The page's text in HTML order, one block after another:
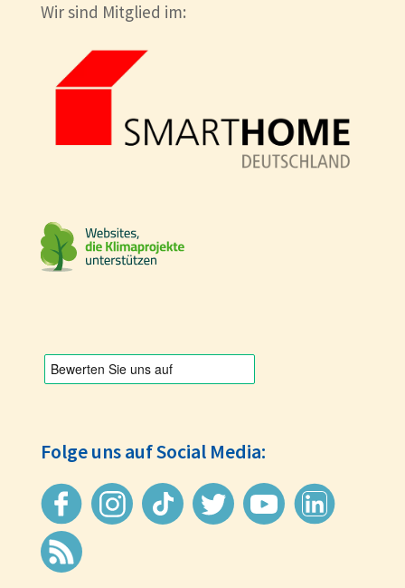
Wir sind Mitglied im:
Folge uns auf Social Media: